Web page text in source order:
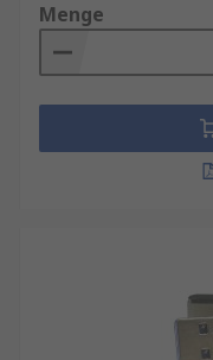
Menge